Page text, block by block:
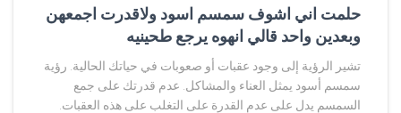
حلمت اني اشوف سمسم اسود ولاقدرت اجمعهن
وبعدين واحد قالي انهوه يرجع طحينيه
تشير الرؤية إلى وجود عقبات أو صعوبات في حياتك الحالية. رؤية
سمسم أسود يمثل العناء والمشاكل. عدم قدرتك على جمع
السمسم يدل على عدم القدرة على التغلب على هذه العقبات.